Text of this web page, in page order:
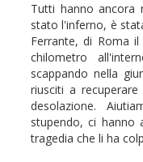
Tutti hanno ancora
stato l'inferno, è
Ferrante, di Roma
chilometro
scappando nella
riusciti a
desolazione.
stupendo, ci
tragedia che li ha